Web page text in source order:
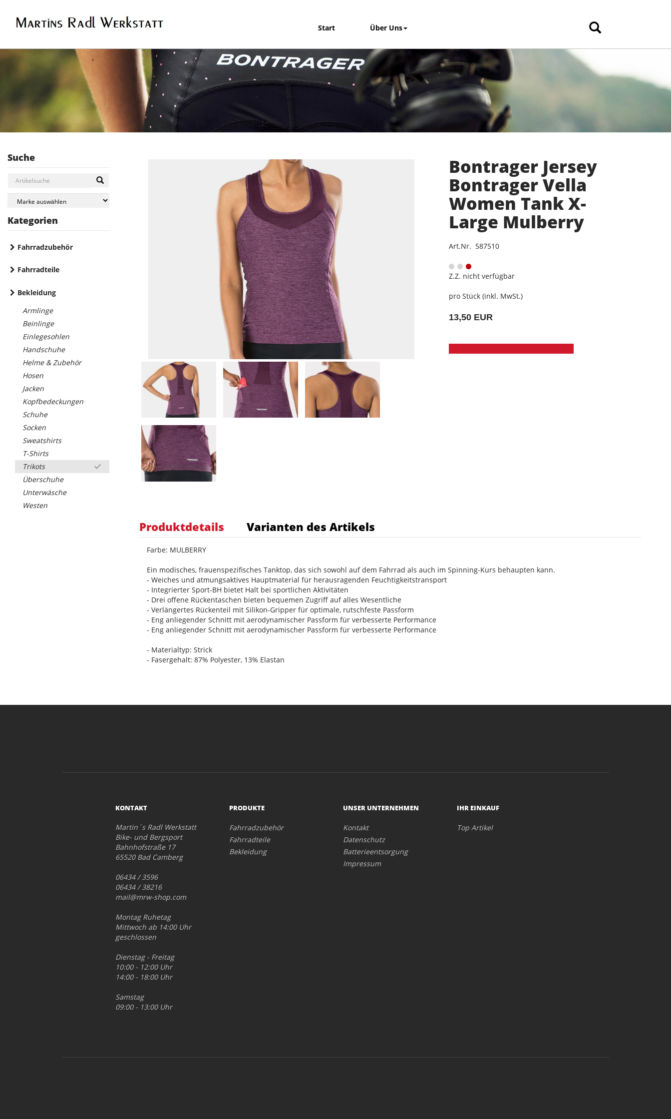
Start Über Uns
Suche
Kategorien
Fahrradzubehör
Fahrradteile
Bekleidung
Armlinge
Beinlinge
Einlegesohlen
Handschuhe
Helme & Zubehör
Hosen
Jacken
Kopfbedeckungen
Schuhe
Socken
Sweatshirts
T-Shirts
Trikots
Überschuhe
Unterwäsche
Westen
Bontrager Jersey
Bontrager Vella
Women Tank X-
Large Mulberry
Art.Nr. 587510
Z.Z. nicht verfügbar
pro Stück (inkl. MwSt.)
13,50 EUR
Produktdetails Varianten des Artikels
Farbe: MULBERRY
Ein modisches, frauenspezifisches Tanktop, das sich sowohl auf dem Fahrrad als auch im Spinning-Kurs behaupten kann.
- Weiches und atmungsaktives Hauptmaterial für herausragenden Feuchtigkeitstransport
- Integrierter Sport-BH bietet Halt bei sportlichen Aktivitäten
- Drei offene Rückentaschen bieten bequemen Zugriff auf alles Wesentliche
- Verlängertes Rückenteil mit Silikon-Gripper für optimale, rutschfeste Passform
- Eng anliegender Schnitt mit aerodynamischer Passform für verbesserte Performance
- Eng anliegender Schnitt mit aerodynamischer Passform für verbesserte Performance
- Materialtyp: Strick
- Fasergehalt: 87% Polyester, 13% Elastan
KONTAKT
Martin´s Radl Werkstatt
Bike- und Bergsport
Bahnhofstraße 17
65520 Bad Camberg
06434 / 3596
06434 / 38216
mail@mrw-shop.com
Montag Ruhetag
Mittwoch ab 14:00 Uhr
geschlossen
Dienstag - Freitag
10:00 - 12:00 Uhr
14:00 - 18:00 Uhr
Samstag
09:00 - 13:00 Uhr
PRODUKTE
Fahrradzubehör
Fahrradteile
Bekleidung
UNSER UNTERNEHMEN
Kontakt
Datenschutz
Batterieentsorgung
Impressum
IHR EINKAUF
Top Artikel